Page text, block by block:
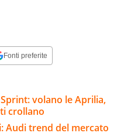
Fonti preferite
volano le Aprilia,
crollano
Audi trend del mercato